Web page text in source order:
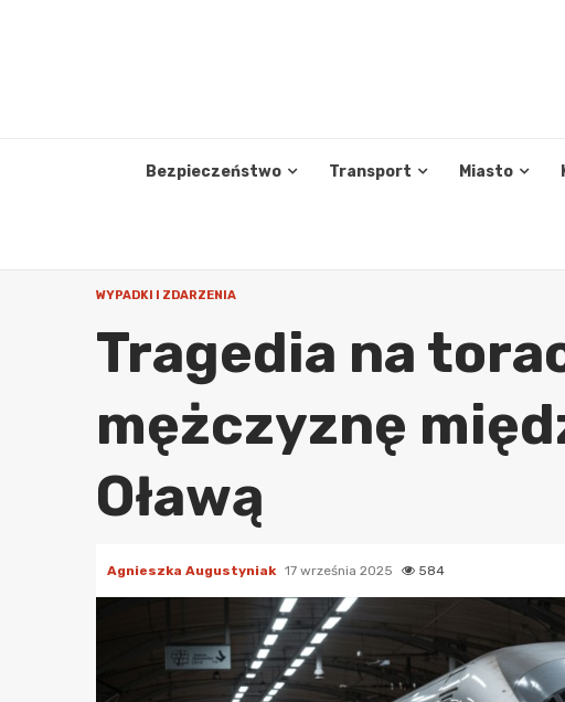
Bezpieczeństwo Transport Miasto
WYPADKI I ZDARZENIA
Tragedia na
mężczyznę
Oławą
Agnieszka Augustyniak 17 września 2025 584